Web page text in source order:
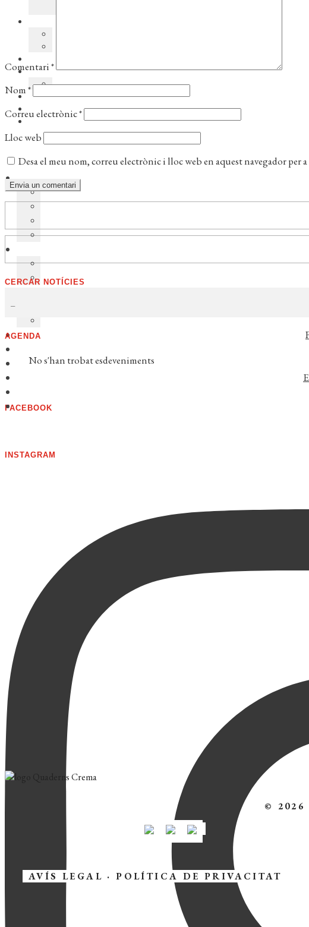
Comentari*
Nom*
Correu electrònic*
Lloc web
Desa el meu nom, correu electrònic i lloc web en aquest navegador per
CERCAR NOTÍCIES
AGENDA
No s'han trobat esdeveniments
FACEBOOK
INSTAGRAM
© 2026
AVÍS LEGAL ·POLÍTICA DE PRIVACITAT